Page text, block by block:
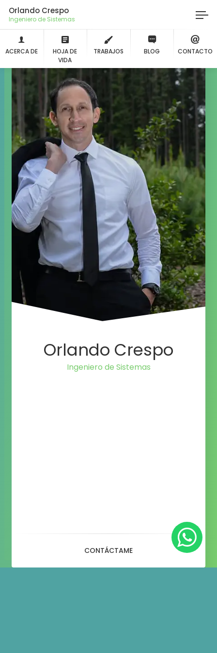
Orlando Crespo
Ingeniero de Sistema
ACERCA DE
HOJA DE
VIDA
TRABAJOS BLOG CONTACTO
Orlando Crespo
Ingeniero de Si
CONTÁCTAME